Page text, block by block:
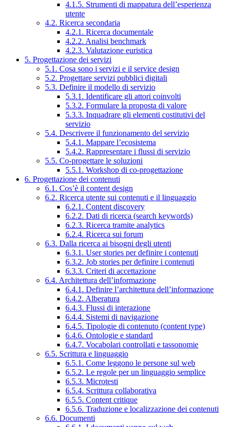
4.1.5. Strumenti di mappatura dell’esperienza
utente
4.2. Ricerca secondaria
4.2.1. Ricerca documentale
4.2.2. Analisi benchmark
4.2.3. Valutazione euristica
5. Progettazione dei servizi
5.1. Cosa sono i servizi e il service design
5.2. Progettare servizi pubblici digitali
5.3. Definire il modello di servizio
5.3.1. Identificare gli attori coinvolti
5.3.2. Formulare la proposta di valore
5.3.3. Inquadrare gli elementi costitutivi del
servizio
5.4. Descrivere il funzionamento del servizio
5.4.1. Mappare l’ecosistema
5.4.2. Rappresentare i flussi di servizio
5.5. Co-progettare le soluzioni
5.5.1. Workshop di co-progettazione
6. Progettazione dei contenuti
6.1. Cos’è il content design
6.2. Ricerca utente sui contenuti e il linguaggio
6.2.1. Content discovery
6.2.2. Dati di ricerca (search keywords)
6.2.3. Ricerca tramite analytics
6.2.4. Ricerca sui forum
6.3. Dalla ricerca ai bisogni degli utenti
6.3.1. User stories per definire i contenuti
6.3.2. Job stories per definire i contenuti
6.3.3. Criteri di accettazione
6.4. Architettura dell’informazione
6.4.1. Definire l’architettura dell’informazione
6.4.2. Alberatura
6.4.3. Flussi di interazione
6.4.4. Sistemi di navigazione
6.4.5. Tipologie di contenuto (content type)
6.4.6. Ontologie e standard
6.4.7. Vocabolari controllati e tassonomie
6.5. Scrittura e linguaggio
6.5.1. Come leggono le persone sul web
6.5.2. Le regole per un linguaggio semplice
6.5.3. Microtesti
6.5.4. Scrittura collaborativa
6.5.5. Content critique
6.5.6. Traduzione e localizzazione dei contenuti
6.6. Documenti